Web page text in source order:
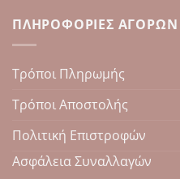
ΠΛΗΡΟΦΟΡΊΕΣ ΑΓΟΡΏΝ
Τρόποι Πληρωμής
Τρόποι Αποστολής
Πολιτική Επιστροφών
Ασφάλεια Συναλλαγών